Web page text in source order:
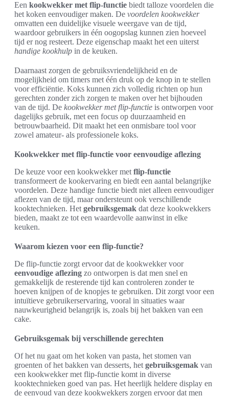
Een kookwekker met flip-functie biedt talloze voordelen die
het koken eenvoudiger maken. De voordelen kookwekker
omvatten een duidelijke visuele weergave van de tijd,
waardoor gebruikers in één oogopslag kunnen zien hoeveel
tijd er nog resteert. Deze eigenschap maakt het een uiterst
handige kookhulp in de keuken.
Daarnaast zorgen de gebruiksvriendelijkheid en de
mogelijkheid om timers met één druk op de knop in te stellen
voor efficiëntie. Koks kunnen zich volledig richten op hun
gerechten zonder zich zorgen te maken over het bijhouden
van de tijd. De kookwekker met flip-functie is ontworpen voor
dagelijks gebruik, met een focus op duurzaamheid en
betrouwbaarheid. Dit maakt het een onmisbare tool voor
zowel amateur- als professionele koks.
Kookwekker met flip-functie voor eenvoudige aflezing
De keuze voor een kookwekker met flip-functie
transformeert de kookervaring en biedt een aantal belangrijke
voordelen. Deze handige functie biedt niet alleen eenvoudiger
aflezen van de tijd, maar ondersteunt ook verschillende
kooktechnieken. Het gebruiksgemak dat deze kookwekkers
bieden, maakt ze tot een waardevolle aanwinst in elke
keuken.
Waarom kiezen voor een flip-functie?
De flip-functie zorgt ervoor dat de kookwekker voor
eenvoudige aflezing zo ontworpen is dat men snel en
gemakkelijk de resterende tijd kan controleren zonder te
hoeven knijpen of de knopjes te gebruiken. Dit zorgt voor een
intuïtieve gebruikerservaring, vooral in situaties waar
nauwkeurigheid belangrijk is, zoals bij het bakken van een
cake.
Gebruiksgemak bij verschillende gerechten
Of het nu gaat om het koken van pasta, het stomen van
groenten of het bakken van desserts, het gebruiksgemak van
een kookwekker met flip-functie komt in diverse
kooktechnieken goed van pas. Het heerlijk heldere display en
de eenvoud van deze kookwekkers zorgen ervoor dat men